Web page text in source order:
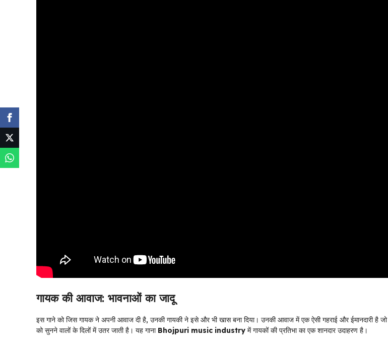
गायक की आवाज: भावनाओं का जादू
इस गाने को जिस गायक ने अपनी आवाज दी है, उनकी गायकी ने इसे और भी खास बना दिया। उनकी आवाज में एक ऐसी गहराई और ईमानदारी है जो
को सुनने वालों के दिलों में उतर जाती है। यह गाना Bhojpuri music industry में गायकों की प्रतिभा का एक शानदार उदाहरण है।